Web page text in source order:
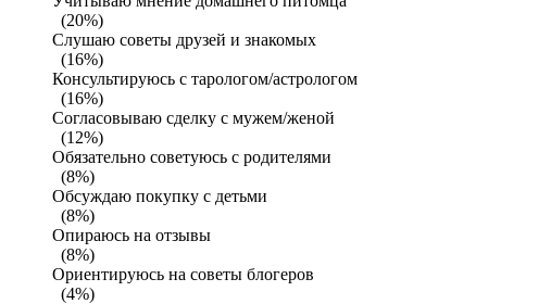
(20%)
Слушаю советы друзей и знакомых
(16%)
Консультируюсь с тарологом/астрологом
(16%)
Согласовываю сделку с мужем/женой
(12%)
Обязательно советуюсь с родителями
(8%)
Обсуждаю покупку с детьми
(8%)
Опираюсь на отзывы
(8%)
Ориентируюсь на советы блогеров
(4%)